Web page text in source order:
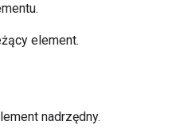
element.
nadrzędny.